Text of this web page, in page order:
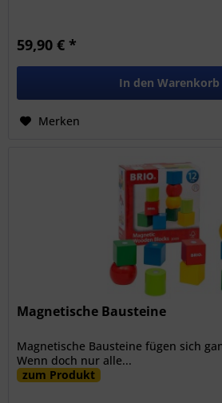
59,90 € *
In den Warenkorb
Merken
Magnetische Bausteine
Magnetische Bausteine fügen sich
Wenn doch nur alle...
zum Produkt